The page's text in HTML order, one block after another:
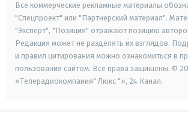
Все коммерческие рекламные материалы
"Спецпроект" или "Партнерский материал".
"Эксперт", "Позиция" отражают позицию
Редакция может не разделять их взглядов.
и правил цитирования можно ознакомиться в
пользования сайтом. Все права защищены. ©
«Телерадиокомпания" Люкс "», 24 Канал.